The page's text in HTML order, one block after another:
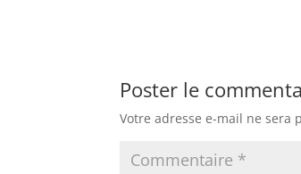
Poster le
Votre adresse e-mail ne sera